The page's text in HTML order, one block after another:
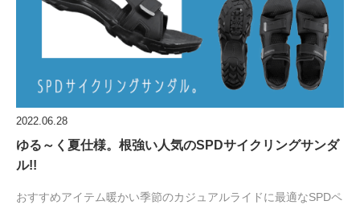
2022.06.28
ゆる～く夏仕様。根強い人気のSPDサイクリングサンダ
ル!!
おすすめアイテム暖かい季節のカジュアルライドに最適なSPDペ